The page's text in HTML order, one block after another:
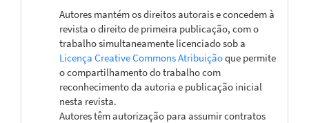
Autores mantém os direitos autorais e concedem à
revista o direito de primeira publicação, com o
trabalho simultaneamente licenciado sob a
Licença Creative Commons Atribuiçãoque permite
o compartilhamento do trabalho com
reconhecimento da autoria e publicação inicial
nesta revista.
Autores têm autorização para assumir contratos